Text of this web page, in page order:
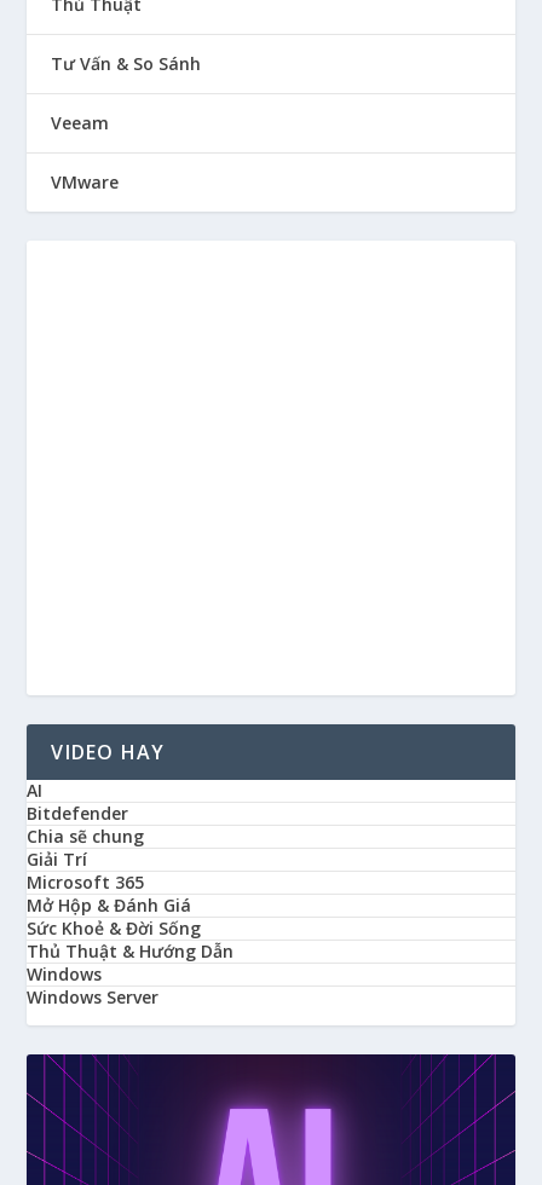
Tư Vấn & So Sánh
Veeam
VMware
VIDEO HAY
AI
Bitdefender
Chia sẽ chung
Giải Trí
Microsoft 365
Mở Hộp & Đánh Giá
Sức Khoẻ & Đời Sống
Thủ Thuật & Hướng Dẫn
Windows
Windows Server